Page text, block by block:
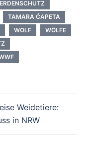
TAMARA ĆAPETA
WOLF
WÖLFE
Weidetiere:
in NRW